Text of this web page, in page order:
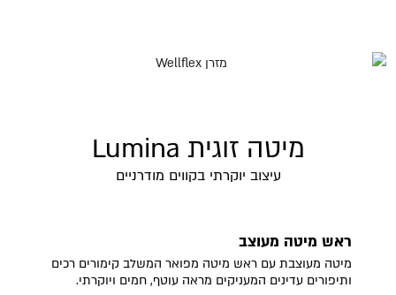
מיטה זוגית Lumina
עיצוב יוקרתי בקווים מודרניים
ראש מיטה מעוצב
מיטה מעוצבת עם ראש מיטה מפואר המשלב קימורים רכים
ותיפורים עדינים המעניקים מראה עוטף, חמים ויוקרתי.